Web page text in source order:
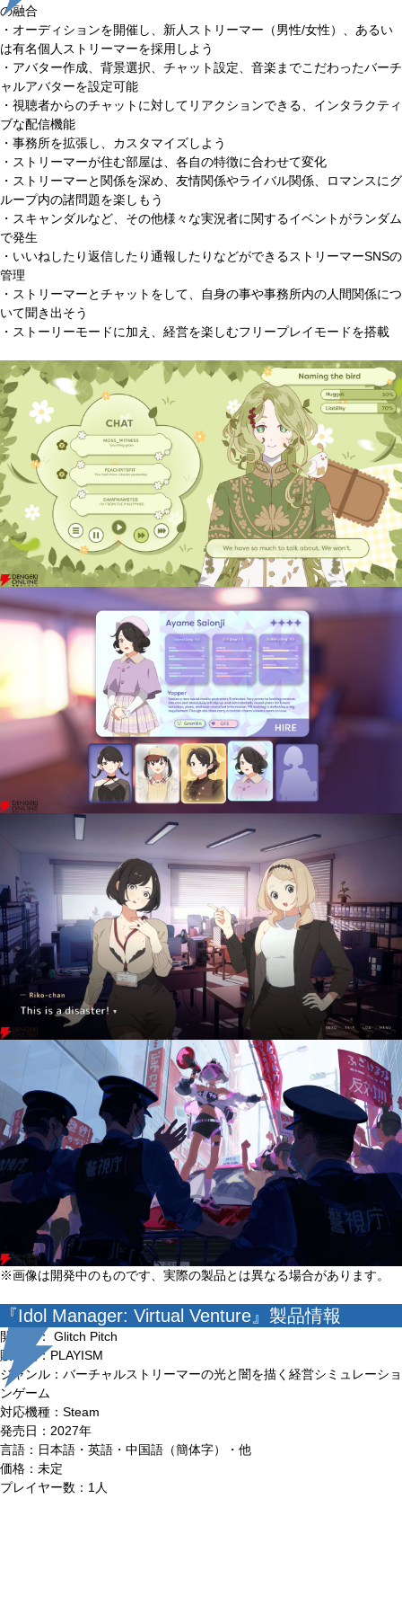
の融合
・オーディションを開催し、新人ストリーマー（男性/女性）、あるい
は有名個人ストリーマーを採用しよう
・アバター作成、背景選択、チャット設定、音楽までこだわったバーチ
ャルアバターを設定可能
・視聴者からのチャットに対してリアクションできる、インタラクティ
ブな配信機能
・事務所を拡張し、カスタマイズしよう
・ストリーマーが住む部屋は、各自の特徴に合わせて変化
・ストリーマーと関係を深め、友情関係やライバル関係、ロマンスにグ
ループ内の諸問題を楽しもう
・スキャンダルなど、その他様々な実況者に関するイベントがランダム
で発生
・いいねしたり返信したり通報したりなどができるストリーマーSNSの
管理
・ストリーマーとチャットをして、自身の事や事務所内の人間関係につ
いて聞き出そう
・ストーリーモードに加え、経営を楽しむフリープレイモードを搭載
※画像は開発中のものです、実際の製品とは異なる場合があります。
『Idol Manager: Virtual Venture』製品情報
開発元： Glitch Pitch
販売元：PLAYISM
ジャンル：バーチャルストリーマーの光と闇を描く経営シミュレーショ
ンゲーム
対応機種：Steam
発売日：2027年
言語：日本語・英語・中国語（簡体字）・他
価格：未定
プレイヤー数：1人